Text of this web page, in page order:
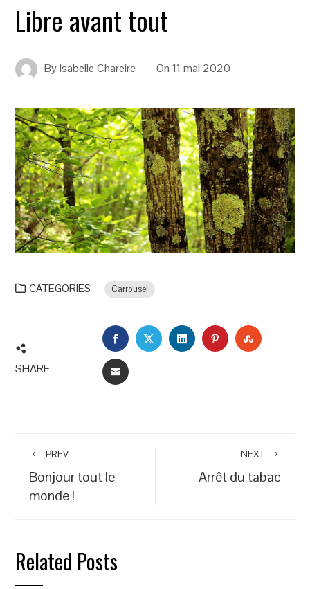
Libre avant tout
ByIsabelle Chareire On11 mai 2020
CATEGORIES Carrousel
SHARE
FACEBOOKTWITTERLINKEDINPINTEREST
EMAIL
PREV
Bonjour tout le
monde !
NEXT
Arrêt du tabac
Related Posts